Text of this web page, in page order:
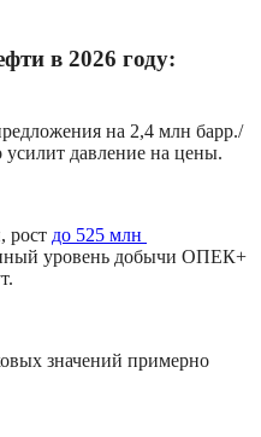
в 2026 году:
на 2,4 млн барр./
усилит давление на цены.
рост до 525 млн
уровень добычи ОПЕК+
значений примерно